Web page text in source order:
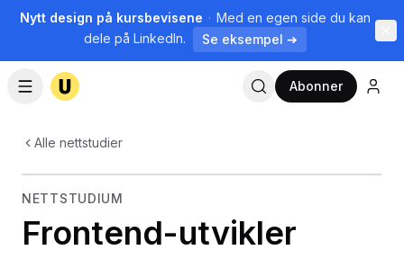
Nytt design på kursbevisene · Med en egen side du kan
dele på LinkedIn.
Se eksempel ➔
Abonner
Alle nettstudier
NETTSTUDIUM
Frontend-utvikler
💻 Webutvikling